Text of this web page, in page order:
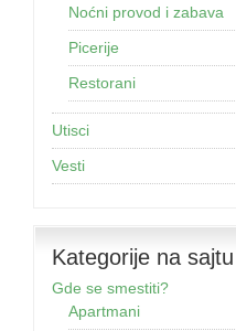
Noćni provod i zabava
Picerije
Restorani
Utisci
Vesti
Kategorije na sajtu
Gde se smestiti?
Apartmani